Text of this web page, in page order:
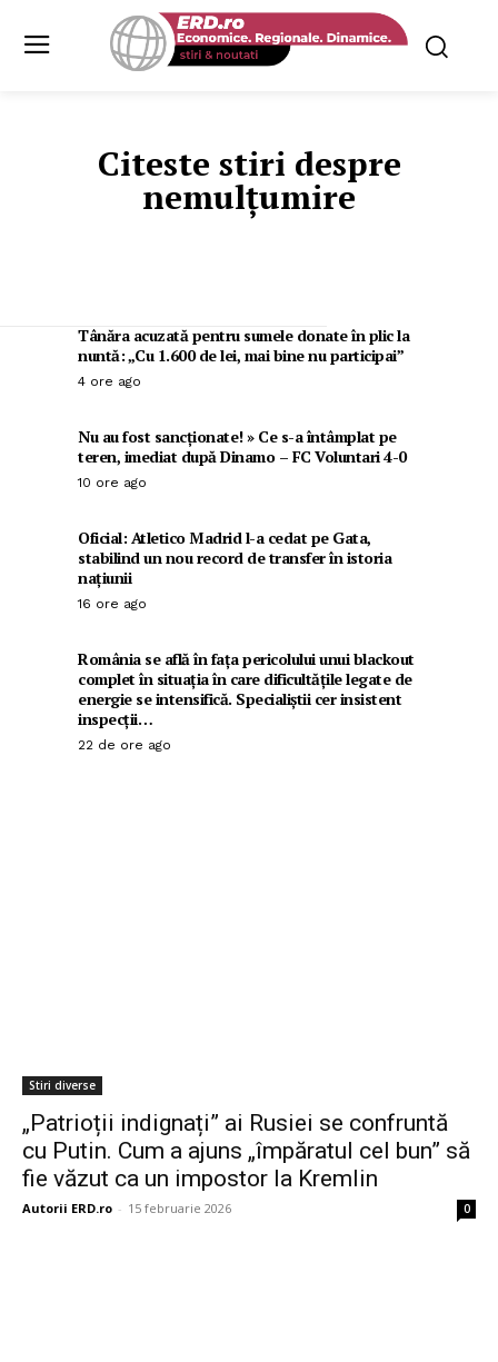
Citeste stiri despre
nemulțumire
Tânăra acuzată pentru sumele donate în plic la
nuntă: „Cu 1.600 de lei, mai bine nu participai”
4 ore ago
Nu au fost sancționate! » Ce s-a întâmplat pe
teren, imediat după Dinamo – FC Voluntari 4-0
10 ore ago
Oficial: Atletico Madrid l-a cedat pe Gata,
stabilind un nou record de transfer în istoria
națiunii
16 ore ago
România se află în fața pericolului unui blackout
complet în situația în care dificultățile legate de
energie se intensifică. Specialiștii cer insistent
inspecții…
22 de ore ago
Stiri diverse
„Patrioții indignați” ai Rusiei se confruntă
cu Putin. Cum a ajuns „împăratul cel bun” să
fie văzut ca un impostor la Kremlin
Autorii ERD.ro - 15 februarie 2026 0